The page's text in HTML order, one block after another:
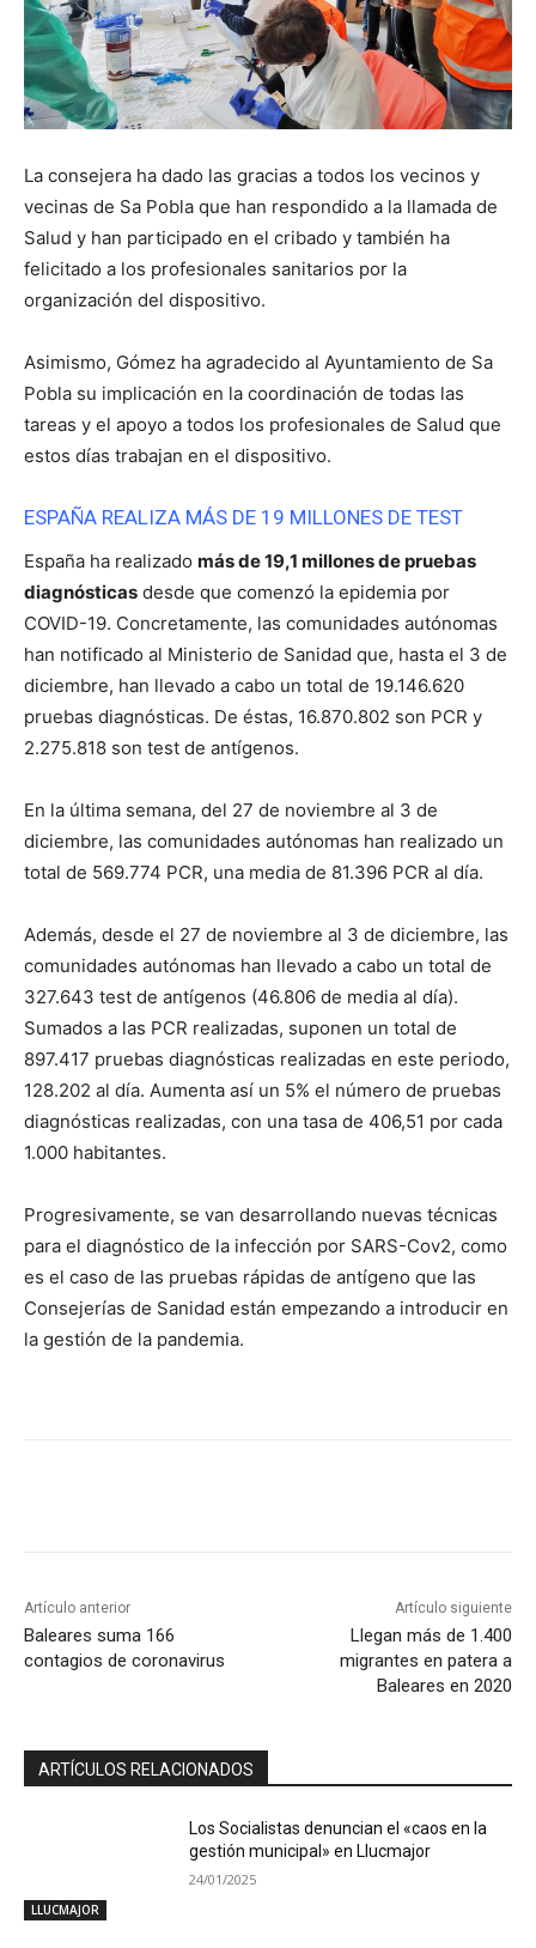
La consejera ha dado las gracias a todos los vecinos y
vecinas de Sa Pobla que han respondido a la llamada de
Salud y han participado en el cribado y también ha
felicitado a los profesionales sanitarios por la
organización del dispositivo.
Asimismo, Gómez ha agradecido al Ayuntamiento de Sa
Pobla su implicación en la coordinación de todas las
tareas y el apoyo a todos los profesionales de Salud que
estos días trabajan en el dispositivo.
ESPAÑA REALIZA MÁS DE 19 MILLONES DE TEST
España ha realizado más de 19,1 millones de pruebas
diagnósticas desde que comenzó la epidemia por
COVID-19. Concretamente, las comunidades autónomas
han notificado al Ministerio de Sanidad que, hasta el 3 de
diciembre, han llevado a cabo un total de 19.146.620
pruebas diagnósticas. De éstas, 16.870.802 son PCR y
2.275.818 son test de antígenos.
En la última semana, del 27 de noviembre al 3 de
diciembre, las comunidades autónomas han realizado un
total de 569.774 PCR, una media de 81.396 PCR al día.
Además, desde el 27 de noviembre al 3 de diciembre, las
comunidades autónomas han llevado a cabo un total de
327.643 test de antígenos (46.806 de media al día).
Sumados a las PCR realizadas, suponen un total de
897.417 pruebas diagnósticas realizadas en este periodo,
128.202 al día. Aumenta así un 5% el número de pruebas
diagnósticas realizadas, con una tasa de 406,51 por cada
1.000 habitantes.
Progresivamente, se van desarrollando nuevas técnicas
para el diagnóstico de la infección por SARS-Cov2, como
es el caso de las pruebas rápidas de antígeno que las
Consejerías de Sanidad están empezando a introducir en
la gestión de la pandemia.
Artículo anterior
Baleares suma 166
contagios de coronavirus
Artículo siguiente
Llegan más de 1.400
migrantes en patera a
Baleares en 2020
ARTÍCULOS RELACIONADOS
LLUCMAJOR
Los Socialistas denuncian el «caos en la
gestión municipal» en Llucmajor
24/01/2025